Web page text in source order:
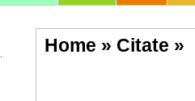
Home » Citate »